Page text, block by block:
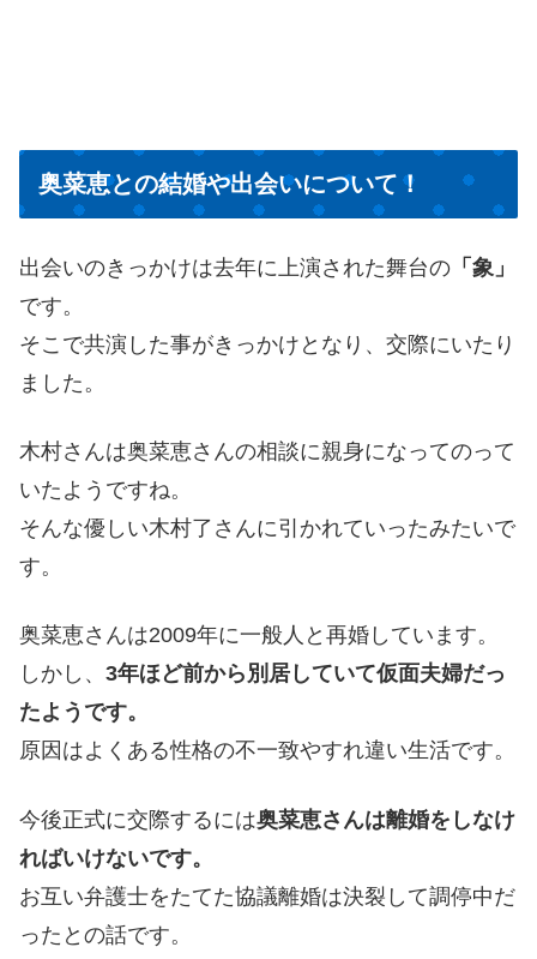
奥菜恵との結婚や出会いについて！
出会いのきっかけは去年に上演された舞台の 「象」
です。
そこで共演した事がきっかけとなり、交際にいたり
ました。
木村さんは奥菜恵さんの相談に親身になってのって
いたようですね。
そんな優しい木村了さんに引かれていったみたいで
す。
奥菜恵さんは2009年に一般人と再婚しています。
しかし、 3年ほど前から別居していて仮面夫婦だっ
たようです。
原因はよくある性格の不一致やすれ違い生活です。
今後正式に交際するには奥菜恵さんは離婚をしなけ
ればいけないです。
お互い弁護士をたてた協議離婚は決裂して調停中だ
ったとの話です。